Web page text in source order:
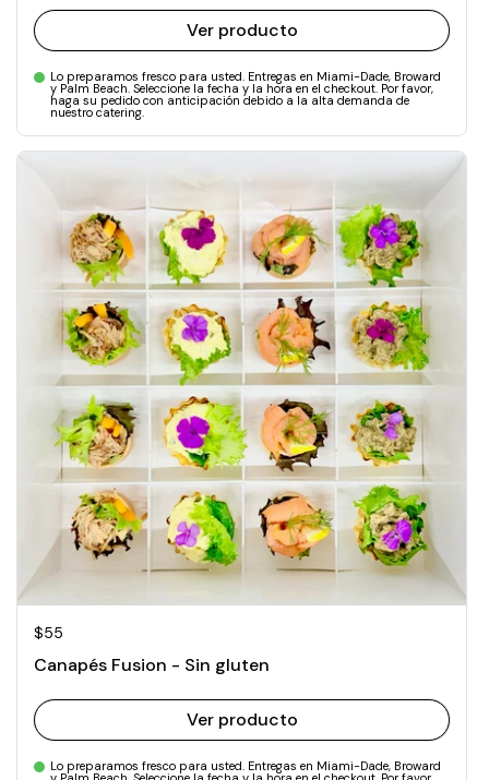
Ver producto
Lo preparamos fresco para usted. Entregas en Miami-Dade, Broward
y Palm Beach. Seleccione la fecha y la hora en el checkout. Por favor,
haga su pedido con anticipación debido a la alta demanda de
nuestro catering.
Precio normal
$55
Canapés Fusion - Sin gluten
Ver producto
Lo preparamos fresco para usted. Entregas en Miami-Dade, Broward